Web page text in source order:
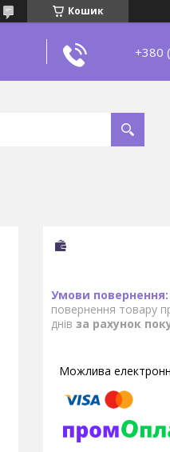
Кошик
+380
повернення товару
днів за рахунок